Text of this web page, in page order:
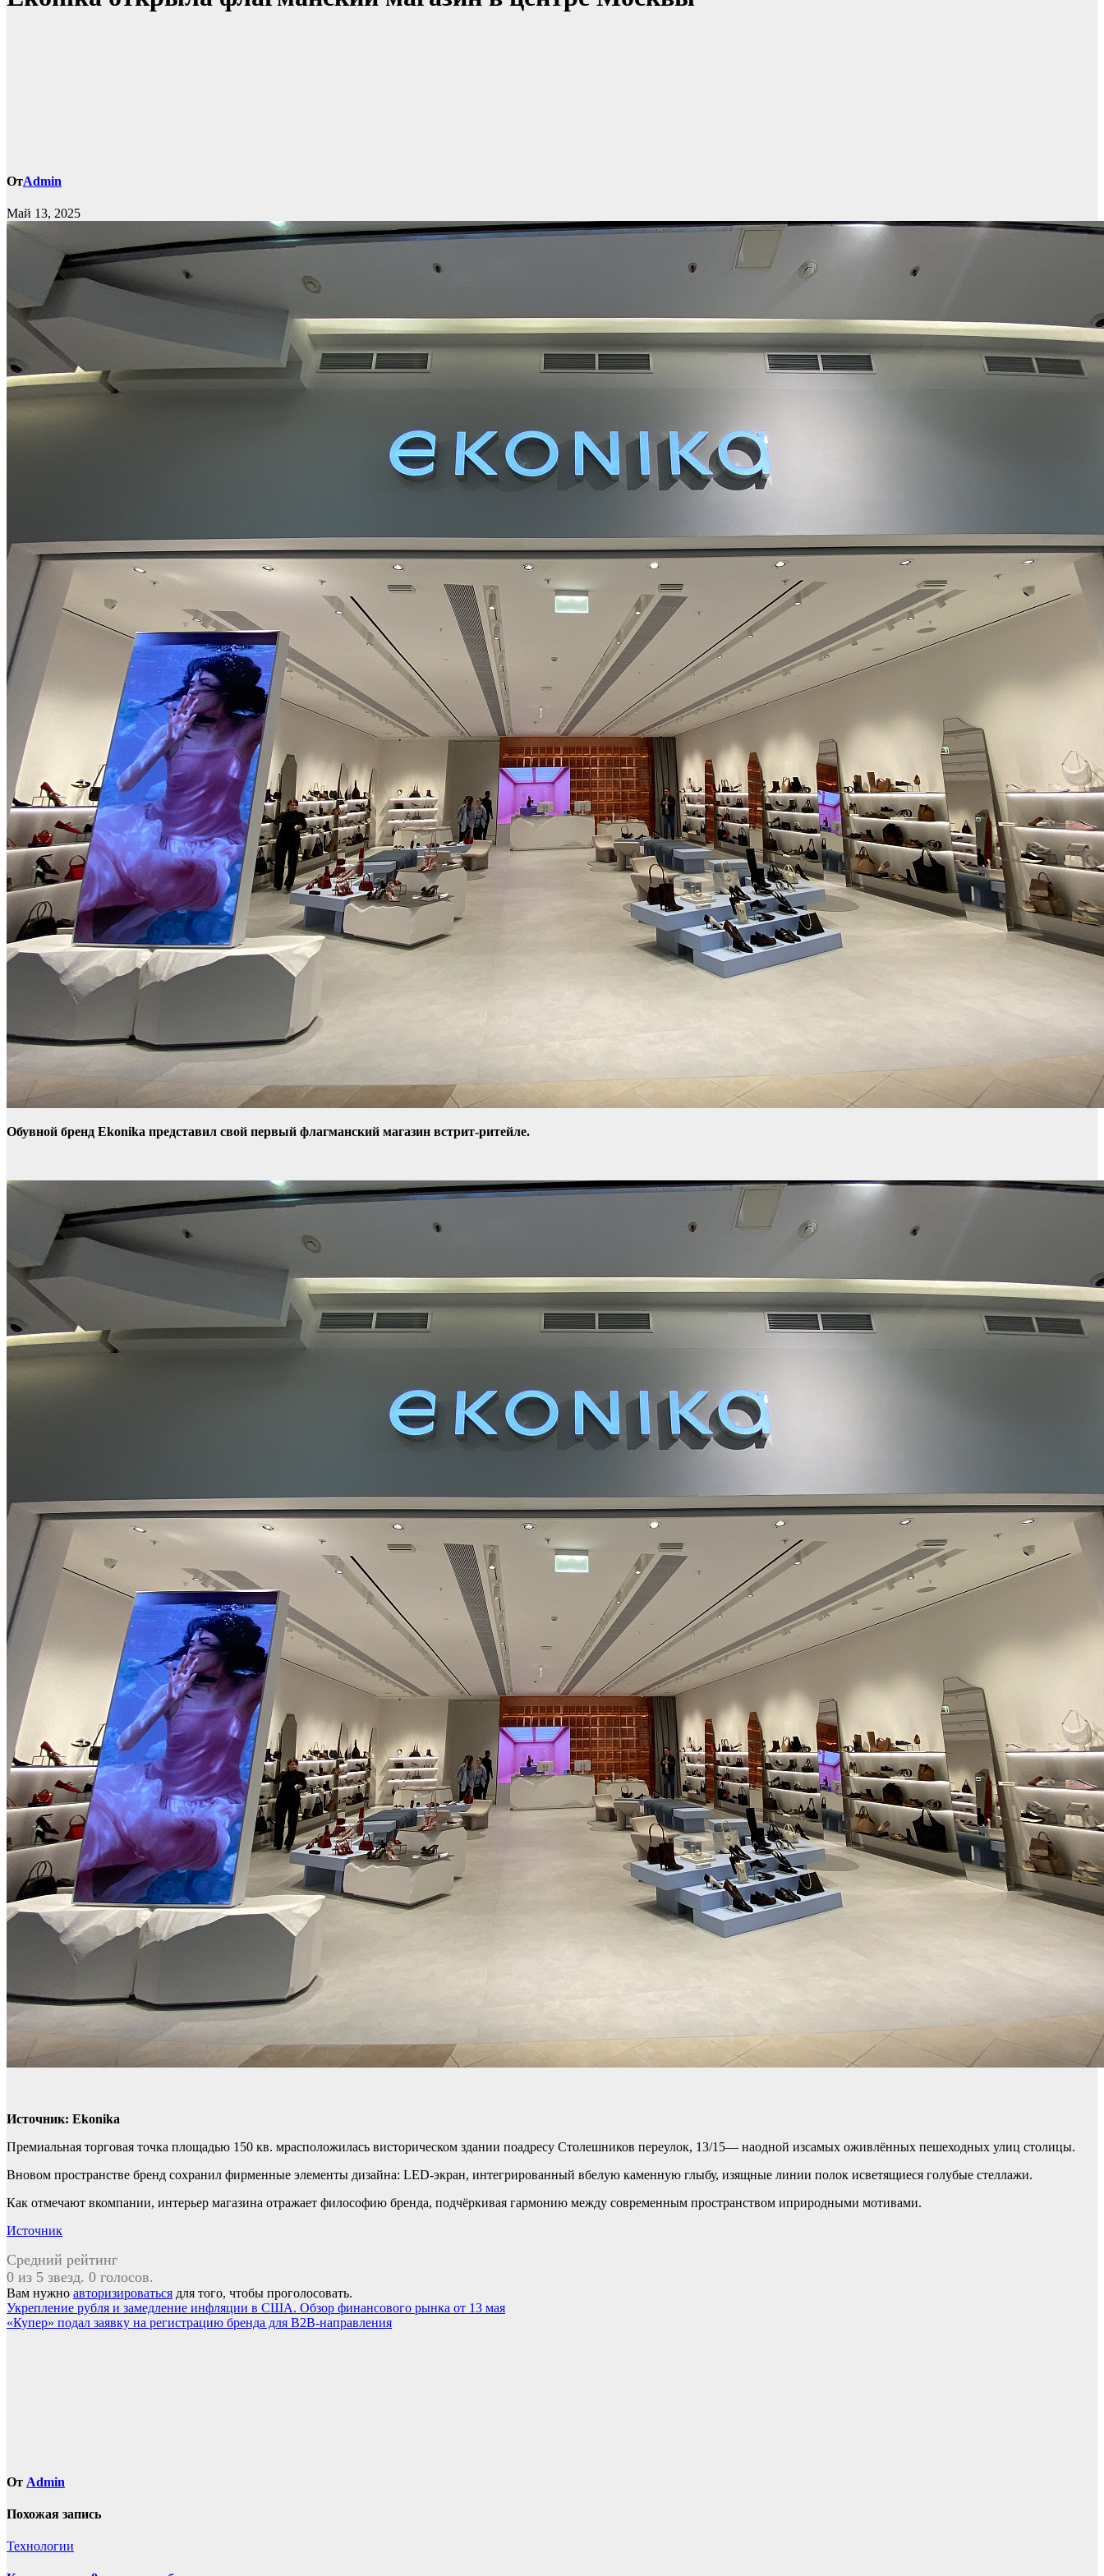
ОтAdmin
Май 13, 2025
Обувной бренд Ekonika представил свой первый флагманский магазин встрит-ритейле.
Источник: Ekonika
Премиальная торговая точка площадью 150 кв. мрасположилась висторическом здании поадресу Столешников переулок, 13/15— наодной изсамых оживлённых пешеходных улиц столицы.
Вновом пространстве бренд сохранил фирменные элементы дизайна: LED-экран, интегрированный вбелую каменную глыбу, изящные линии полок исветящиеся голубые стеллажи.
Как отмечают вкомпании, интерьер магазина отражает философию бренда, подчёркивая гармонию между современным пространством иприродными мотивами.
Источник
Средний рейтинг
0 из 5 звезд. 0 голосов.
Вам нужно авторизироваться для того, чтобы проголосовать.
Навигация
по
Укрепление рубля и замедление инфляции в США. Обзор финансового рынка от 13 мая
«Купер» подал заявку на регистрацию бренда для B2B-направления
От Admin
Похожая запись
Технологии